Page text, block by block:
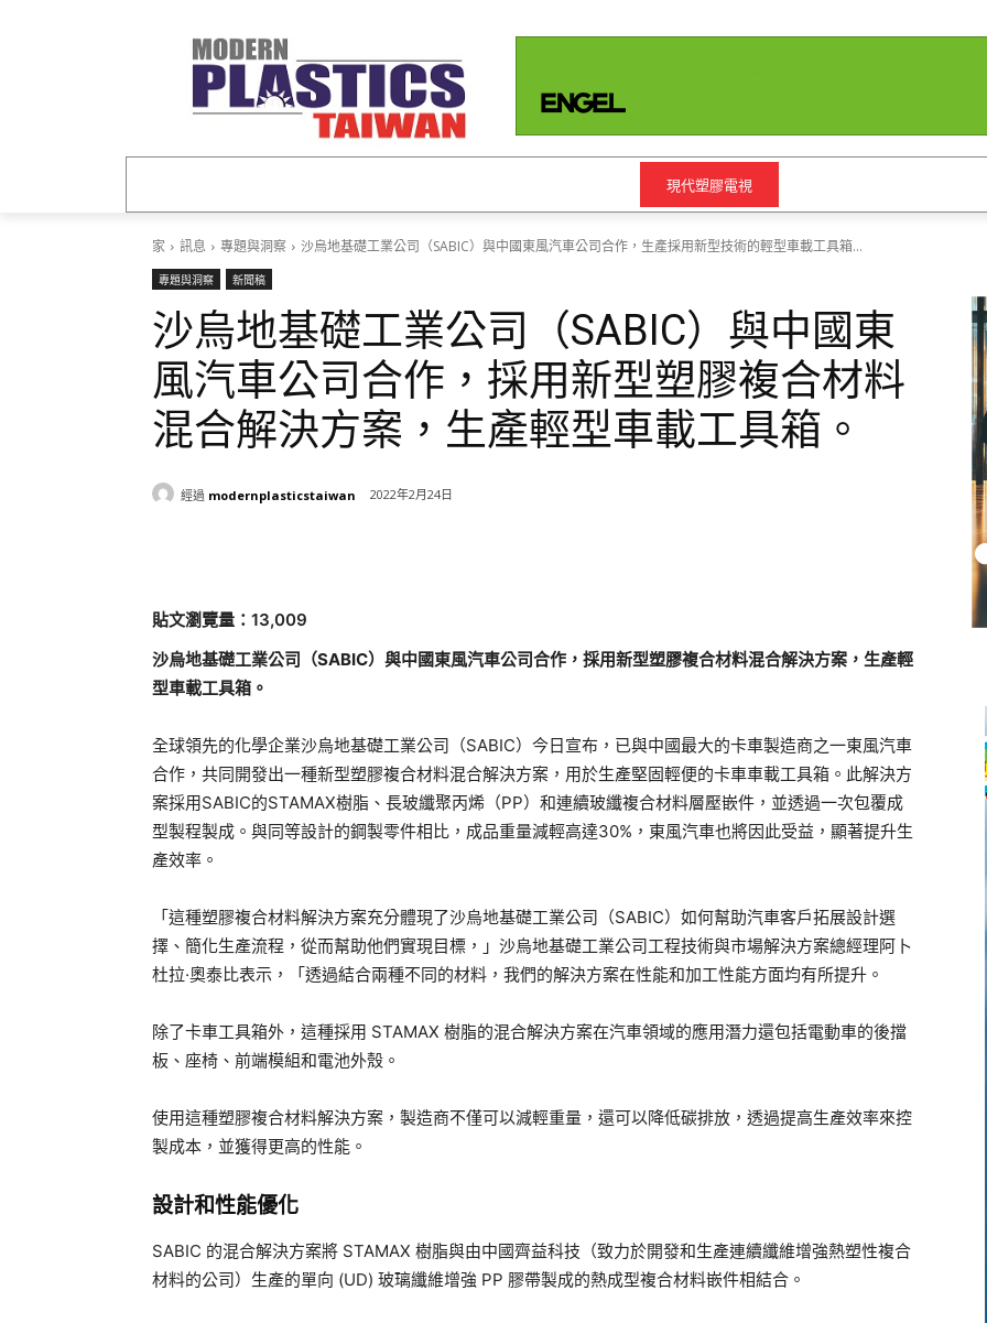
現代塑膠電視
家 訊息 專題與洞察 沙烏地基礎工業公司（SABIC）與中國東風汽車公司合作，生產採用新型技術的輕型車載工具箱…
專題與洞察 新聞稿
沙烏地基礎工業公司（SABIC）與中國東
風汽車公司合作，採用新型塑膠複合材料
混合解決方案，生產輕型車載工具箱。
經過 modernplasticstaiwan 2022年2月24日
貼文瀏覽量：13,009
沙烏地基礎工業公司（SABIC）與中國東風汽車公司合作，採用新型塑膠複合材料混合解決方案，生產輕
型車載工具箱。
全球領先的化學企業沙烏地基礎工業公司（SABIC）今日宣布，已與中國最大的卡車製造商之一東風汽車
合作，共同開發出一種新型塑膠複合材料混合解決方案，用於生產堅固輕便的卡車車載工具箱。此解決方
案採用SABIC的STAMAX樹脂、長玻纖聚丙烯（PP）和連續玻纖複合材料層壓嵌件，並透過一次包覆成
型製程製成。與同等設計的鋼製零件相比，成品重量減輕高達30%，東風汽車也將因此受益，顯著提升生
產效率。
「這種塑膠複合材料解決方案充分體現了沙烏地基礎工業公司（SABIC）如何幫助汽車客戶拓展設計選
擇、簡化生產流程，從而幫助他們實現目標，」沙烏地基礎工業公司工程技術與市場解決方案總經理阿卜
杜拉·奧泰比表示，「透過結合兩種不同的材料，我們的解決方案在性能和加工性能方面均有所提升。
除了卡車工具箱外，這種採用 STAMAX 樹脂的混合解決方案在汽車領域的應用潛力還包括電動車的後擋
板、座椅、前端模組和電池外殼。
使用這種塑膠複合材料解決方案，製造商不僅可以減輕重量，還可以降低碳排放，透過提高生產效率來控
製成本，並獲得更高的性能。
設計和性能優化
SABIC 的混合解決方案將 STAMAX 樹脂與由中國齊益科技（致力於開發和生產連續纖維增強熱塑性複合
材料的公司）生產的單向 (UD) 玻璃纖維增強 PP 膠帶製成的熱成型複合材料嵌件相結合。